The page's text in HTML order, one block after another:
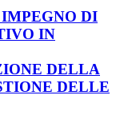
DI
IN
DELLA
DELLE